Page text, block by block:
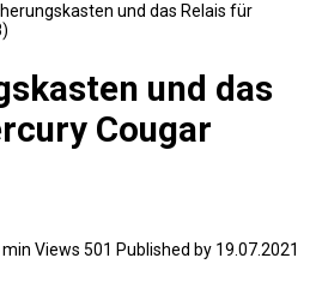
und das Relais für
und das
Cougar
min Views 501 Published by 19.07.2021